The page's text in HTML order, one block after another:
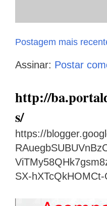
Postagem mais
Assinar: Postar
http://
s/
https://
SX-